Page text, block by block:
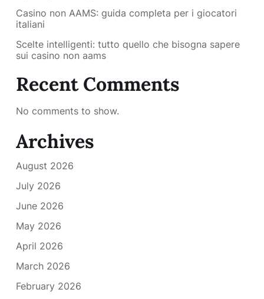
Casino non AAMS: guida completa per i giocatori
italiani
Scelte intelligenti: tutto quello che bisogna sapere
sui casino non aams
Recent Comments
No comments to show.
Archives
August 2026
July 2026
June 2026
May 2026
April 2026
March 2026
February 2026